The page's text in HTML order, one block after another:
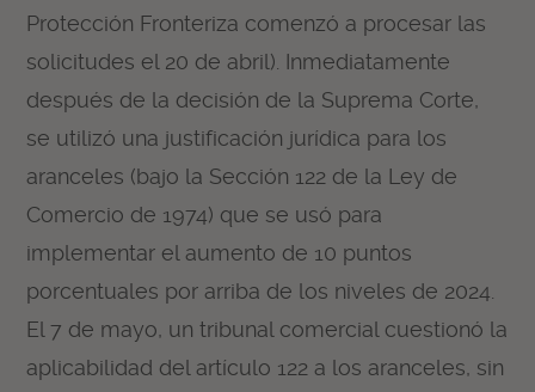
Protección Fronteriza comenzó a procesar las
solicitudes el 20 de abril). Inmediatamente
después de la decisión de la Suprema Corte,
se utilizó una justificación jurídica para los
aranceles (bajo la Sección 122 de la Ley de
Comercio de 1974) que se usó para
implementar el aumento de 10 puntos
porcentuales por arriba de los niveles de 2024.
El 7 de mayo, un tribunal comercial cuestionó la
aplicabilidad del artículo 122 a los aranceles, sin